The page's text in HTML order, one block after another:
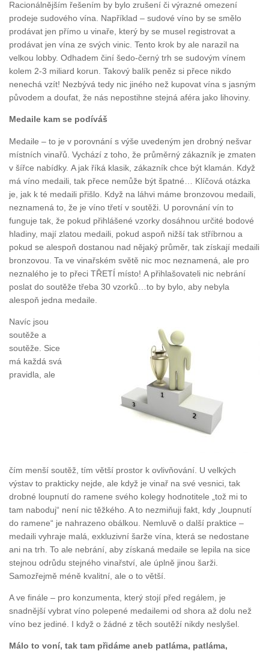
Racionálnějším řešením by bylo zrušení či výrazné omezení
prodeje sudového vína. Například – sudové víno by se smělo
prodávat jen přímo u vinaře, který by se musel registrovat a
prodávat jen vína ze svých vinic. Tento krok by ale narazil na
velkou lobby. Odhadem činí šedo-černý trh se sudovým vínem
kolem 2-3 miliard korun. Takový balík peněz si přece nikdo
nenechá vzít! Nezbývá tedy nic jiného než kupovat vína s jasným
původem a doufat, že nás nepostihne stejná aféra jako lihoviny.
Medaile kam se podíváš
Medaile – to je v porovnání s výše uvedeným jen drobný nešvar
místních vinařů. Vychází z toho, že průměrný zákazník je zmaten
v šířce nabídky. A jak říká klasik, zákazník chce být klamán. Když
má víno medaili, tak přece nemůže být špatné… Klíčová otázka
je, jak k té medaili přišlo. Když na láhvi máme bronzovou medaili,
neznamená to, že je víno třetí v soutěži. U porovnání vín to
funguje tak, že pokud přihlášené vzorky dosáhnou určité bodové
hladiny, mají zlatou medaili, pokud aspoň nižší tak stříbrnou a
pokud se alespoň dostanou nad nějaký průměr, tak získají medaili
bronzovou. Ta ve vinařském světě nic moc neznamená, ale pro
neznalého je to přeci TŘETÍ místo! A přihlašovateli nic nebrání
poslat do soutěže třeba 30 vzorků…to by bylo, aby nebyla
alespoň jedna medaile.
Navíc jsou
soutěže a
soutěže. Sice
má každá svá
pravidla, ale
čím menší soutěž, tím větší prostor k ovlivňování. U velkých
výstav to prakticky nejde, ale když je vinař na své vesnici, tak
drobné loupnutí do ramene svého kolegy hodnotitele „tož mi to
tam naboduj“ není nic těžkého. A to nezmiňuji fakt, kdy „loupnutí
do ramene“ je nahrazeno obálkou. Nemluvě o další praktice –
medaili vyhraje malá, exkluzivní šarže vína, která se nedostane
ani na trh. To ale nebrání, aby získaná medaile se lepila na sice
stejnou odrůdu stejného vinařství, ale úplně jinou šarži.
Samozřejmě méně kvalitní, ale o to větší.
A ve finále – pro konzumenta, který stojí před regálem, je
snadnější vybrat víno polepené medailemi od shora až dolu než
víno bez jediné. I když o žádné z těch soutěží nikdy neslyšel.
Málo to voní, tak tam přidáme aneb patláma, patláma,